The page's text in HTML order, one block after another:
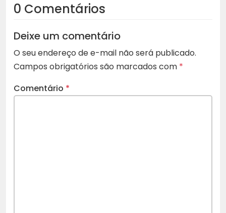
0 Comentários
Deixe um comentário
O seu endereço de e-mail não será publicado.
Campos obrigatórios são marcados com *
Comentário *